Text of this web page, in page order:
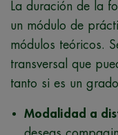
La duración de la
un módulo de
módulos teóricos.
transversal que
tanto si es un
Modalidad a